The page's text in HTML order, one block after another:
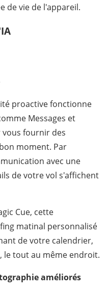
de vie de l'appareil.
proactive fonctionne
Messages et
fournir des
moment. Par
avec une
de votre vol s'affichent
Cue, cette
matinal personnalisé
de votre calendrier,
le tout au même endroit.
améliorés